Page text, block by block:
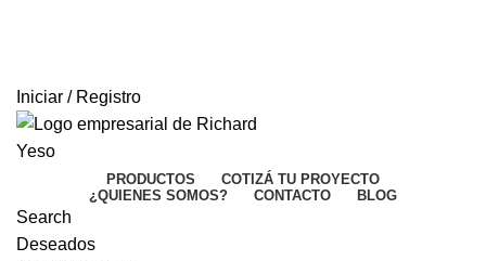
Iniciar / Registro
PRODUCTOS
COTIZÁ TU PROYECTO
¿QUIENES SOMOS?
CONTACTO BLOG
Search
Deseados